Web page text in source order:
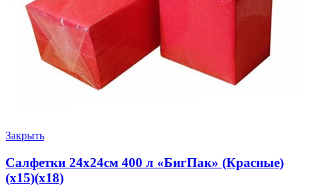
Закрыть
Салфетки 24х24см 400 л «БигПак» (Красные)
(х15)(х18)